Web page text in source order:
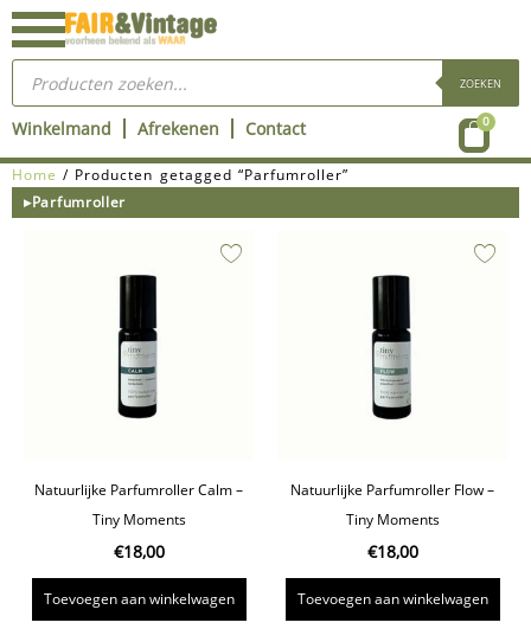
Ga
naar
inhoud
Producten
zoeken ZOEKEN
Winkelmand Afrekenen Contact 0
Home / Producten getagged “Parfumroller”
▸Parfumroller
Natuurlijke Parfumroller Calm –
Tiny Moments
€18,00
Toevoegen aan winkelwagen
Natuurlijke Parfumroller Flow –
Tiny Moments
€18,00
Toevoegen aan winkelwagen